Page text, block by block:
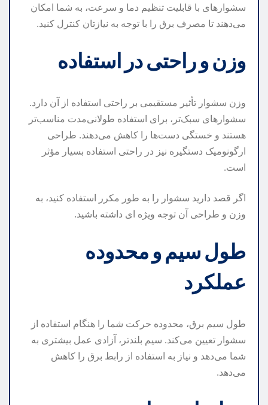
سشوارهای با قابلیت تنظیم دما و سرعت، به شما امکان
می‌دهند تا مصرف برق را با توجه به نیازتان کنترل کنید.
وزن و راحتی در استفاده
وزن سشوار تأثیر مستقیمی بر راحتی استفاده از آن دارد.
سشوارهای سبک‌تر، برای استفاده طولانی‌مدت مناسب‌تر
هستند و خستگی دست‌ها را کاهش می‌دهند. طراحی
ارگونومیک دستگیره نیز در راحتی استفاده بسیار مؤثر
است.
اگر قصد دارید سشوار را به طور مکرر استفاده کنید، به
وزن و طراحی آن توجه ویژه ای داشته باشید.
طول سیم و محدوده
عملکرد
طول سیم برق، محدوده حرکت شما را هنگام استفاده از
سشوار تعیین می‌کند. سیم بلندتر، آزادی عمل بیشتری به
شما می‌دهد و نیاز به استفاده از رابط برق را کاهش
می‌دهد.